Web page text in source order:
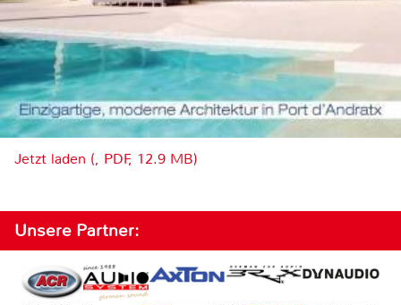
Jetzt laden (, PDF, 12.9 MB)
Unsere Partner: